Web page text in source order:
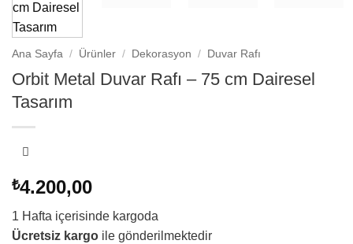
Ana Sayfa / Ürünler / Dekorasyon / Duvar Rafı
Orbit Metal Duvar Rafı – 75 cm Dairesel
Tasarım
₺4.200,00
1 Hafta içerisinde kargoda
Ücretsiz kargo ile gönderilmektedir